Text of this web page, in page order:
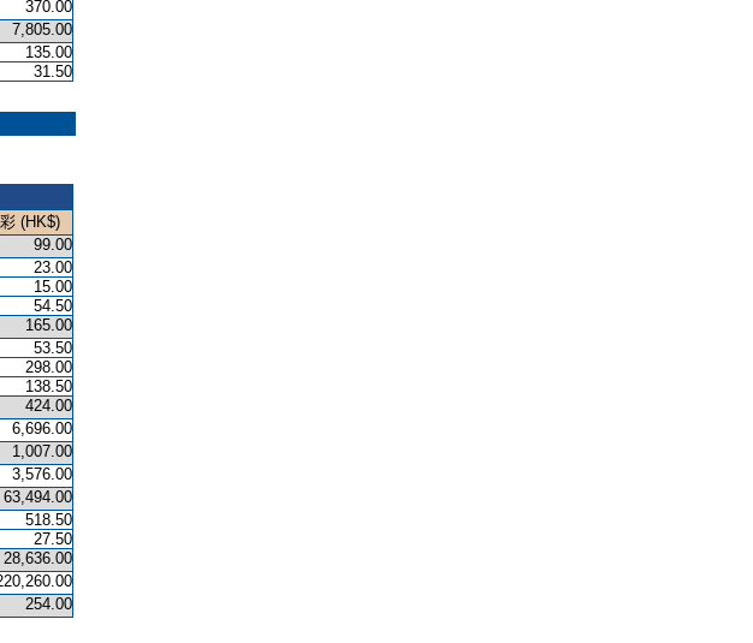
370.00
7,805.00
135.00
31.50
(HK$)
99.00
23.00
15.00
54.50
165.00
53.50
298.00
138.50
424.00
6,696.00
1,007.00
3,576.00
63,494.00
518.50
27.50
28,636.00
254.00